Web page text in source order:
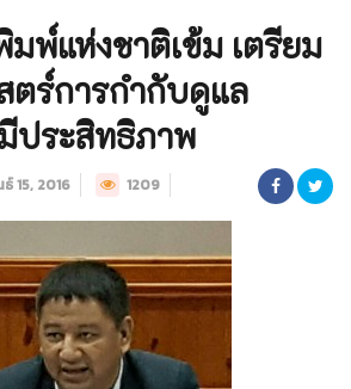
พ์แห่งชาติเข้ม เตรียม
ตร์การกำกับดูแล
ประสิทธิภาพ
15, 2016 1209